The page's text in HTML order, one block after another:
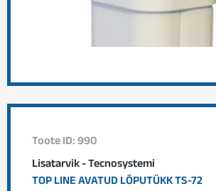
Toote ID: 990
Lisatarvik - Tecnosystemi
TOP LINE AVATUD LÕPUTÜKK TS-72